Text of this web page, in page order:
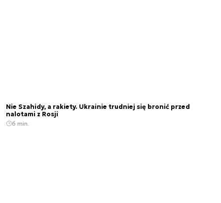
Nie Szahidy, a rakiety. Ukrainie trudniej się bronić przed
nalotami z Rosji
6 min.